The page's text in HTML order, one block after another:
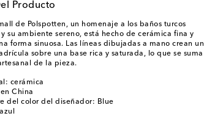
Producto
de Polspotten, un homenaje a los baños turcos
su ambiente sereno, está hecho de cerámica fina y
forma sinuosa. Las líneas dibujadas a mano crean un
sobre una base rica y saturada, lo que se suma
de la pieza.
cerámica
China
del color del diseñador: Blue